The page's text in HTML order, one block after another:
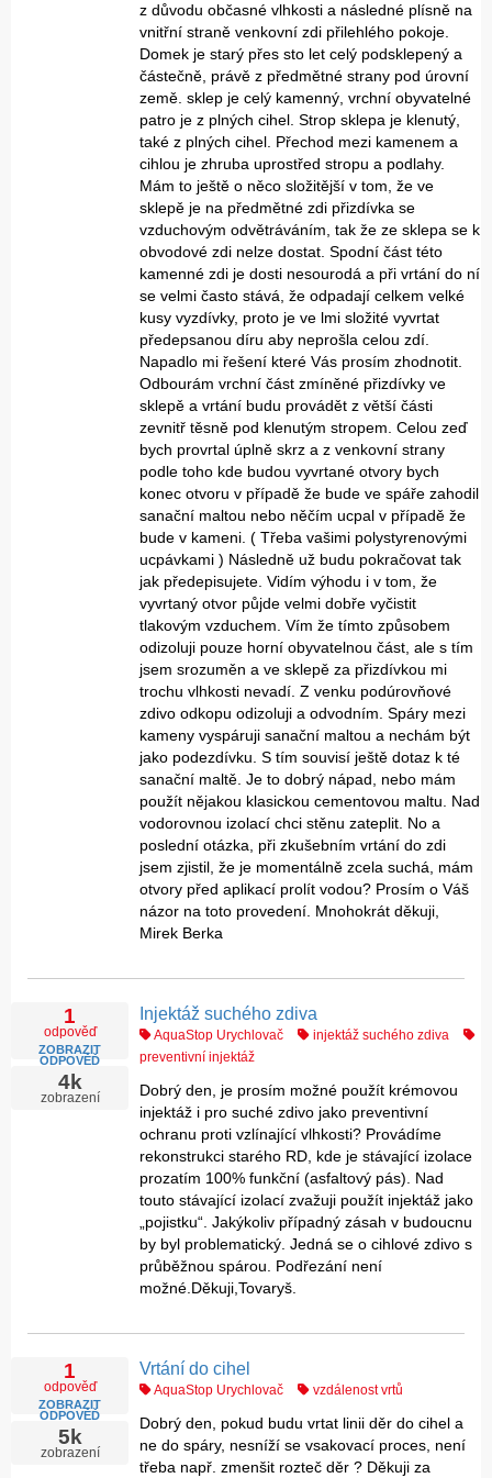
z důvodu občasné vlhkosti a následné plísně na
vnitřní straně venkovní zdi přilehlého pokoje.
Domek je starý přes sto let celý podsklepený a
částečně, právě z předmětné strany pod úrovní
země. sklep je celý kamenný, vrchní obyvatelné
patro je z plných cihel. Strop sklepa je klenutý,
také z plných cihel. Přechod mezi kamenem a
cihlou je zhruba uprostřed stropu a podlahy.
Mám to ještě o něco složitější v tom, že ve
sklepě je na předmětné zdi přizdívka se
vzduchovým odvětráváním, tak že ze sklepa se k
obvodové zdi nelze dostat. Spodní část této
kamenné zdi je dosti nesourodá a při vrtání do ní
se velmi často stává, že odpadají celkem velké
kusy vyzdívky, proto je ve lmi složité vyvrtat
předepsanou díru aby neprošla celou zdí.
Napadlo mi řešení které Vás prosím zhodnotit.
Odbourám vrchní část zmíněné přizdívky ve
sklepě a vrtání budu provádět z větší části
zevnitř těsně pod klenutým stropem. Celou zeď
bych provrtal úplně skrz a z venkovní strany
podle toho kde budou vyvrtané otvory bych
konec otvoru v případě že bude ve spáře zahodil
sanační maltou nebo něčím ucpal v případě že
bude v kameni. ( Třeba vašimi polystyrenovými
ucpávkami ) Následně už budu pokračovat tak
jak předepisujete. Vidím výhodu i v tom, že
vyvrtaný otvor půjde velmi dobře vyčistit
tlakovým vzduchem. Vím že tímto způsobem
odizoluji pouze horní obyvatelnou část, ale s tím
jsem srozuměn a ve sklepě za přizdívkou mi
trochu vlhkosti nevadí. Z venku podúrovňové
zdivo odkopu odizoluji a odvodním. Spáry mezi
kameny vyspáruji sanační maltou a nechám být
jako podezdívku. S tím souvisí ještě dotaz k té
sanační maltě. Je to dobrý nápad, nebo mám
použít nějakou klasickou cementovou maltu. Nad
vodorovnou izolací chci stěnu zateplit. No a
poslední otázka, při zkušebním vrtání do zdi
jsem zjistil, že je momentálně zcela suchá, mám
otvory před aplikací prolít vodou? Prosím o Váš
názor na toto provedení. Mnohokrát děkuji,
Mirek Berka
1
odpověď
ZOBRAZIT
ODPOVĚĎ
4k
zobrazení
Injektáž suchého zdiva
AquaStop Urychlovač
injektáž suchého zdiva
preventivní injektáž
Dobrý den, je prosím možné použít krémovou
injektáž i pro suché zdivo jako preventivní
ochranu proti vzlínající vlhkosti? Provádíme
rekonstrukci starého RD, kde je stávající izolace
prozatím 100% funkční (asfaltový pás). Nad
touto stávající izolací zvažuji použít injektáž jako
„pojistku“. Jakýkoliv případný zásah v budoucnu
by byl problematický. Jedná se o cihlové zdivo s
průběžnou spárou. Podřezání není
možné.Děkuji,Tovaryš.
1
odpověď
ZOBRAZIT
ODPOVĚĎ
5k
zobrazení
Vrtání do cihel
AquaStop Urychlovač vzdálenost vrtů
Dobrý den, pokud budu vrtat linii děr do cihel a
ne do spáry, nesníží se vsakovací proces, není
třeba např. zmenšit rozteč děr ? Děkuji za